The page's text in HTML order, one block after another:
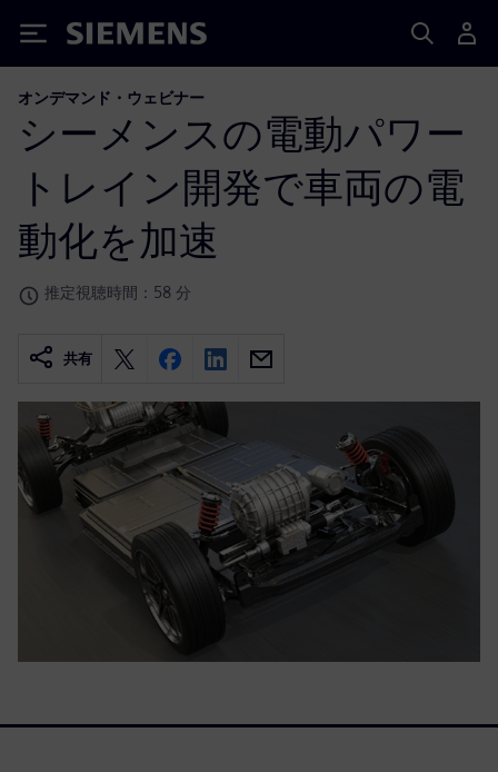
Siemens
オンデマンド・ウェビナー
シーメンスの電動パワー
トレイン開発で車両の電
動化を加速
推定視聴時間：58 分
共有